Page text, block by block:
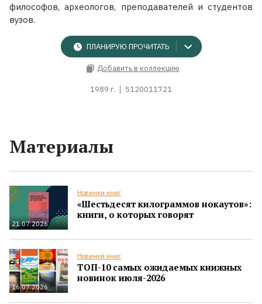
философов, археологов, преподавателей и студентов
вузов.
ПЛАНИРУЮ ПРОЧИТАТЬ
Добавить в коллекцию
1989 г. 5120011721
Материалы
21.07.2026
Новинки книг
«Шестьдесят килограммов нокаутов»:
книги, о которых говорят
16.07.2026
Новинки книг
ТОП-10 самых ожидаемых книжных
новинок июля-2026